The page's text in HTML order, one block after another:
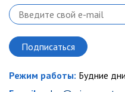
Режим работы: Будние